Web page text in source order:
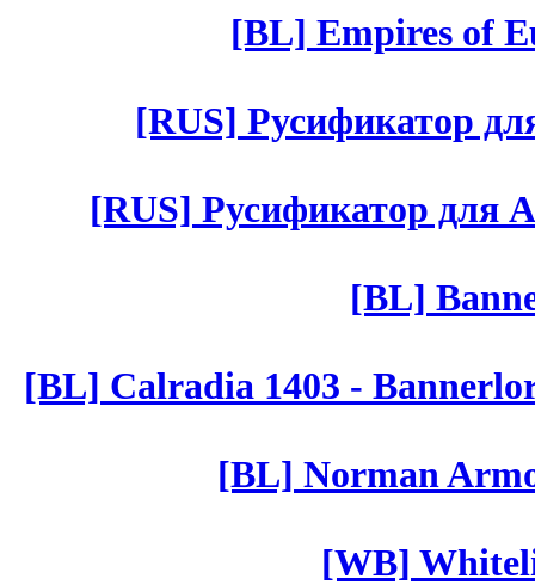
[BL] Empires of
[RUS] Русификатор
[RUS] Русификатор для
[BL]
[BL] Calradia 1403 -
[BL] Norman
[WB]